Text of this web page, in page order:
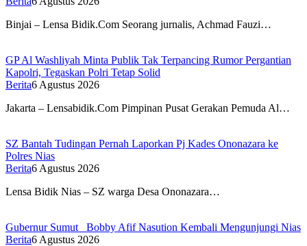
Binjai – Lensa Bidik.Com Seorang jurnalis, Achmad Fauzi…
GP Al Washliyah Minta Publik Tak Terpancing Rumor Pergantian
Kapolri, Tegaskan Polri Tetap Solid
Berita6 Agustus 2026
Jakarta – Lensabidik.Com Pimpinan Pusat Gerakan Pemuda Al…
SZ Bantah Tudingan Pernah Laporkan Pj Kades Ononazara ke
Polres Nias
Berita6 Agustus 2026
Lensa Bidik Nias – SZ warga Desa Ononazara…
Gubernur Sumut Bobby Afif Nasution Kembali Mengunjungi Nias
Berita6 Agustus 2026